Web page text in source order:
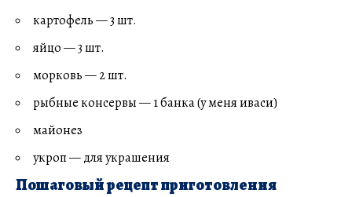
картофель — 3 шт.
яйцо — 3 шт.
морковь — 2 шт.
рыбные консервы — 1 банка (у меня иваси)
майонез
укроп — для украшения
Пошаговый рецепт приготовления